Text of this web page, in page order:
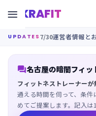
KRAFIT

UPDATES 7/30運営者情報と
名古屋の暗闇フィッ
フィットネストレーナーが
通える時間を伺って、条
めてご提案します。記入は